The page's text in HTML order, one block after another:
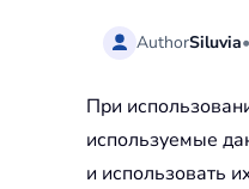
AuthorSiluvia•
При
используемые
и использовать